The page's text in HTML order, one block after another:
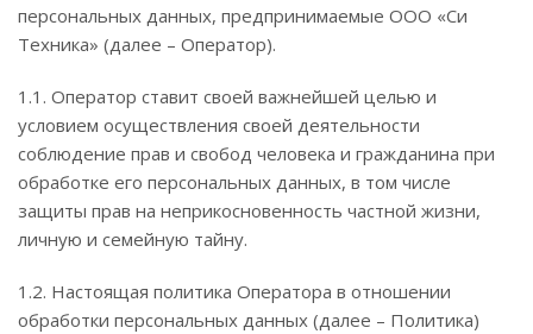
персональных данных, предпринимаемые ООО «Си
Техника» (далее – Оператор).
1.1. Оператор ставит своей важнейшей целью и
условием осуществления своей деятельности
соблюдение прав и свобод человека и гражданина при
обработке его персональных данных, в том числе
защиты прав на неприкосновенность частной жизни,
личную и семейную тайну.
1.2. Настоящая политика Оператора в отношении
обработки персональных данных (далее – Политика)